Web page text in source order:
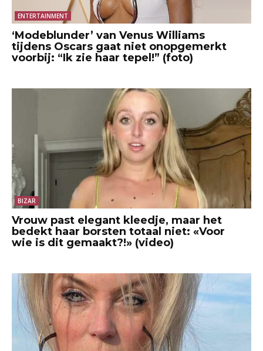
ENTERTAINMENT
‘Modeblunder’ van Venus Williams
tijdens Oscars gaat niet onopgemerkt
voorbij: “Ik zie haar tepel!” (foto)
BIZAR
Vrouw past elegant kleedje, maar het
bedekt haar borsten totaal niet: «Voor
wie is dit gemaakt?!» (video)